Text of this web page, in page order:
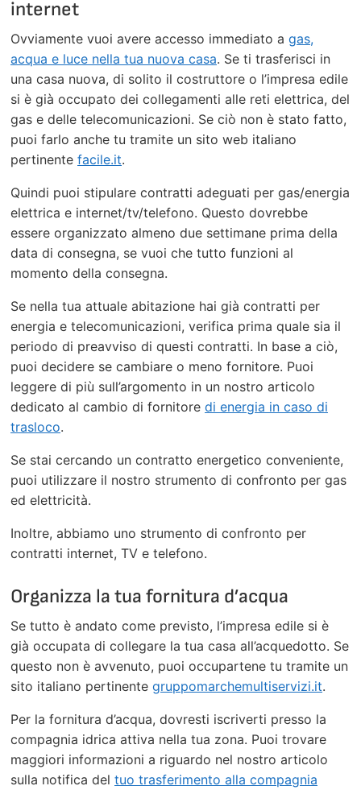
internet
Ovviamente vuoi avere accesso immediato a gas,
acqua e luce nella tua nuova casa. Se ti trasferisci in
una casa nuova, di solito il costruttore o l’impresa edile
si è già occupato dei collegamenti alle reti elettrica, del
gas e delle telecomunicazioni. Se ciò non è stato fatto,
puoi farlo anche tu tramite un sito web italiano
pertinente facile.it.
Quindi puoi stipulare contratti adeguati per gas/energia
elettrica e internet/tv/telefono. Questo dovrebbe
essere organizzato almeno due settimane prima della
data di consegna, se vuoi che tutto funzioni al
momento della consegna.
Se nella tua attuale abitazione hai già contratti per
energia e telecomunicazioni, verifica prima quale sia il
periodo di preavviso di questi contratti. In base a ciò,
puoi decidere se cambiare o meno fornitore. Puoi
leggere di più sull’argomento in un nostro articolo
dedicato al cambio di fornitore di energia in caso di
trasloco.
Se stai cercando un contratto energetico conveniente,
puoi utilizzare il nostro strumento di confronto per gas
ed elettricità.
Inoltre, abbiamo uno strumento di confronto per
contratti internet, TV e telefono.
Organizza la tua fornitura d’acqua
Se tutto è andato come previsto, l’impresa edile si è
già occupata di collegare la tua casa all’acquedotto. Se
questo non è avvenuto, puoi occupartene tu tramite un
sito italiano pertinente gruppomarchemultiservizi.it.
Per la fornitura d’acqua, dovresti iscriverti presso la
compagnia idrica attiva nella tua zona. Puoi trovare
maggiori informazioni a riguardo nel nostro articolo
sulla notifica del tuo trasferimento alla compagnia